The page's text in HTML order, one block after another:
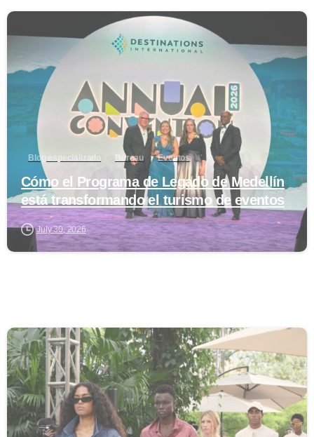
Blog especializado Bureau Eventos
Cómo el Programa de Legado de Medellín
está transformando el turismo de eventos
July 30, 2026
0